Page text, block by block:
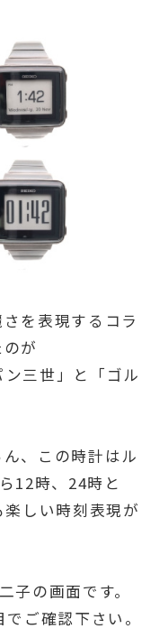
を表現するコラ
が
三世」と「ゴル
、この時計はル
12時、24時と
しい時刻表現が
の画面です。
ご確認下さい。